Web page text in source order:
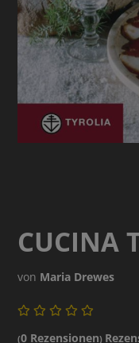
CUCINA
von Maria Drewes
(0 Rezensionen)